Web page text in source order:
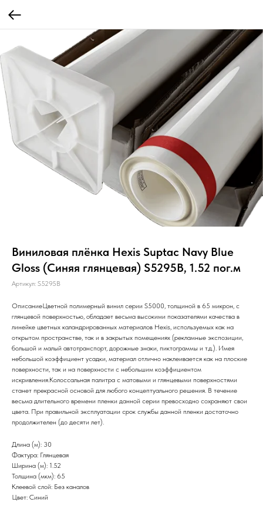
Виниловая плёнка Hexis Suptac Navy Blue
Gloss (Синяя глянцевая) S5295B, 1.52 пог.м
Артикул: S5295B
ОписаниеЦветной полимерный винил серии S5000, толщиной в 65 микрон, с
глянцевой поверхностью, обладает весьма высокими показателями качества в
линейке цветных каландрированных материалов Hexis, используемых как на
открытом пространстве, так и в закрытых помещениях (рекламные экспозиции,
большой и малый автотранспорт, дорожные знаки, пиктограммы и т.д.). Имея
небольшой коэффициент усадки, материал отлично наклеивается как на плоские
поверхности, так и на поверхности с небольшим коэффициентом
искривления.Колоссальная палитра с матовыми и глянцевыми поверхностями
станет прекрасной основой для любого концептуального решения. В течение
весьма длительного времени пленки данной серии превосходно сохраняют свои
цвета. При правильной эксплуатации срок службы данной пленки достаточно
продолжителен (до десяти лет).
Длина (м): 30
Фактура: Глянцевая
Ширина (м): 1.52
Толщина (мкм): 65
Клеевой слой: Без каналов
Цвет: Синий